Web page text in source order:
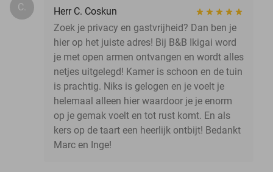
C.
Herr C. Coskun
Zoek je privacy en gastvrijheid? Dan ben je
hier op het juiste adres! Bij B&B Ikigai word
je met open armen ontvangen en wordt alles
netjes uitgelegd! Kamer is schoon en de tuin
is prachtig. Niks is gelogen en je voelt je
helemaal alleen hier waardoor je je enorm
op je gemak voelt en tot rust komt. En als
kers op de taart een heerlijk ontbijt! Bedankt
Marc en Inge!